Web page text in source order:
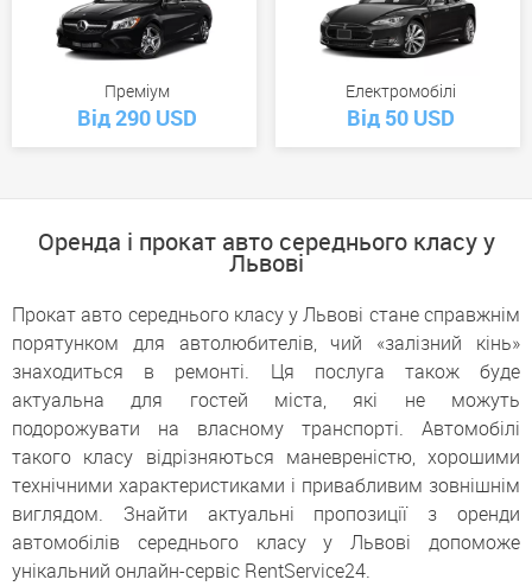
Преміум
Від 290 USD
Електромобілі
Від 50 USD
Оренда і прокат авто середнього класу у
Львові
Прокат авто середнього класу у Львові стане справжнім
порятунком для автолюбителів, чий «залізний кінь»
знаходиться в ремонті. Ця послуга також буде
актуальна для гостей міста, які не можуть
подорожувати на власному транспорті. Автомобілі
такого класу відрізняються маневреністю, хорошими
технічними характеристиками і привабливим зовнішнім
виглядом. Знайти актуальні пропозиції з оренди
автомобілів середнього класу у Львові допоможе
унікальний онлайн-сервіс RentService24.